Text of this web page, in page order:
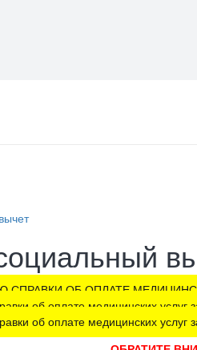
ОБ ОПЛАТЕ
об оплате медицинских услуг
об оплате медицинских услуг